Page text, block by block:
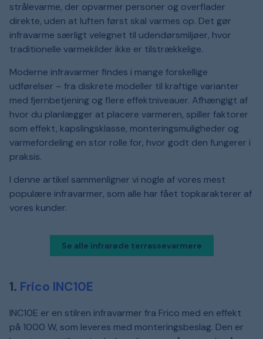
strålevarme, der opvarmer personer og overflader
direkte, uden at luften først skal varmes op. Det gør
infravarme særligt velegnet til udendørsmiljøer, hvor
traditionelle varmekilder ikke er tilstrækkelige.
Moderne infravarmer findes i mange forskellige
udførelser – fra diskrete modeller til kraftige varianter
med fjernbetjening og flere effektniveauer. Afhængigt af
hvor du planlægger at placere varmeren, spiller faktorer
som effekt, kapslingsklasse, monteringsmuligheder og
varmefordeling en stor rolle for, hvor godt den fungerer i
praksis.
I denne artikel sammenligner vi nogle af vores mest
populære infravarmer, som alle har fået topkarakterer af
vores kunder.
Se alle infrarøde terrassevarmere
1. Frico INC10E
INC10E er en stilren infravarmer fra Frico med en effekt
på 1000 W, som leveres med monteringsbeslag. Den er